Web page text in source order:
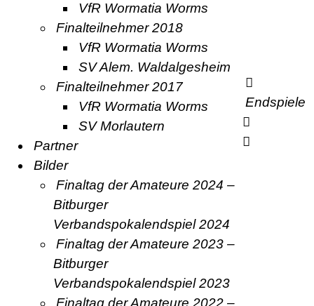
VfR Wormatia Worms
Finalteilnehmer 2018
VfR Wormatia Worms
SV Alem. Waldalgesheim
Finalteilnehmer 2017
VfR Wormatia Worms
SV Morlautern
Partner
Bilder
Finaltag der Amateure 2024 –
Bitburger
Verbandspokalendspiel 2024
Finaltag der Amateure 2023 –
Bitburger
Verbandspokalendspiel 2023
Finaltag der Amateure 2022 –
Endspiele